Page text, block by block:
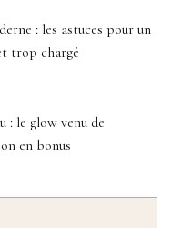
: les astuces pour un
trop chargé
: le glow venu de
en bonus